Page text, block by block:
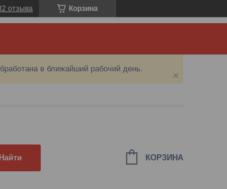
Корзина
отзыва
в ближайший рабочий день.
Найти КОРЗИНА